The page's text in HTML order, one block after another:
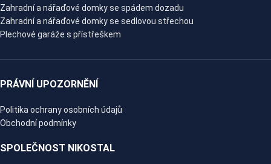
Zahradní a nářaďové domky se spádem dozadu
Zahradní a nářaďové domky se sedlovou střechou
Plechové garáže s přístřeškem
PRÁVNÍ UPOZORNĚNÍ
Politika ochrany osobních údajů
Obchodní podmínky
SPOLEČNOST NIKOSTAL